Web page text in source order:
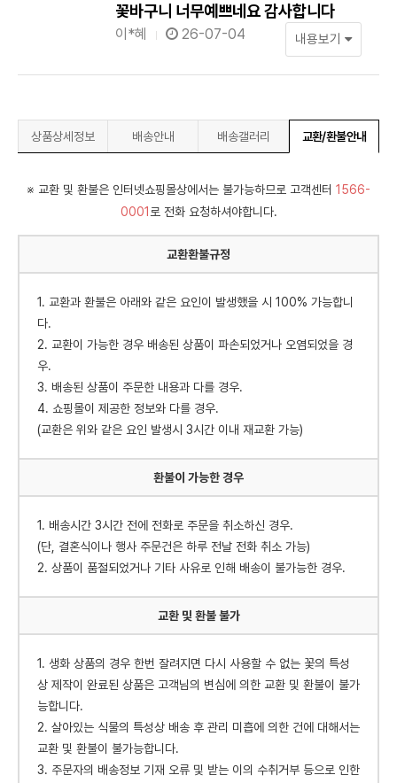
꽃바구니 너무예쁘네요 감사합니다
이*혜 26-07-04 내용보기
상품상세정보 배송안내 배송갤러리 교환/환불안내
※ 교환 및 환불은 인터넷쇼핑몰상에서는 불가능하므로 고객센터 1566-
0001 로 전화 요청하셔야합니다.
교환환불규정
1. 교환과 환불은 아래와 같은 요인이 발생했을 시 100% 가능합니
다.
2. 교환이 가능한 경우 배송된 상품이 파손되었거나 오염되었을 경
우.
3. 배송된 상품이 주문한 내용과 다를 경우.
4. 쇼핑몰이 제공한 정보와 다를 경우.
(교환은 위와 같은 요인 발생시 3시간 이내 재교환 가능)
환불이 가능한 경우
1. 배송시간 3시간 전에 전화로 주문을 취소하신 경우.
(단, 결혼식이나 행사 주문건은 하루 전날 전화 취소 가능)
2. 상품이 품절되었거나 기타 사유로 인해 배송이 불가능한 경우.
교환 및 환불 불가
1. 생화 상품의 경우 한번 잘려지면 다시 사용할 수 없는 꽃의 특성
상 제작이 완료된 상품은 고객님의 변심에 의한 교환 및 환불이 불가
능합니다.
2. 살아있는 식물의 특성상 배송 후 관리 미흡에 의한 건에 대해서는
교환 및 환불이 불가능합니다.
3. 주문자의 배송정보 기재 오류 및 받는 이의 수취거부 등으로 인한